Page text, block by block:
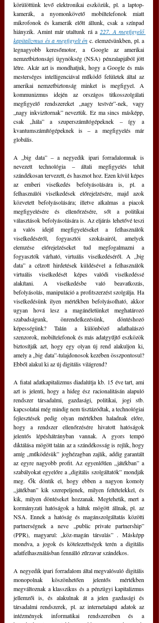
körülöttünk levő elektronikai eszközük, pl. a laptop-
kamerák, a nyomonkövető mobiltelefonok miatt
mikrofonok és kamerák előtt állunk, csak a színpad
hiányzik. Amint már utaltunk rá a 227. A megfigyelő
kapitalizmus és a megfigyelt én c. elemzésünkben, pl. a
legnagyobb keresőmotor, a Google az amerikai
nemzetbiztonsági ügynökség (NSA) pénzalapjából jött
létre. Akár azt is mondhatjuk, hogy a Google és más
mesterséges intelligenciával működő felületek által az
amerikai nemzetbiztonság minket is megfigyel. A
kommunizmus idején az országos titkosszolgálati
megfigyelő rendszereket „nagy testvér”-nek, vagy
„nagy inkvizítornak” neveztük. Ez ma sincs másképp,
csak „hála” a szuperszámítógépeknek – így a
kvantumszámítógépeknek is – a megfigyelés már
globális.
A „big data” – a negyedik ipari forradalomnak is
nevezett technológia – általi megfigyelés tehát
szándékosan tervezett, és hasznot hoz. Ezen kívül képes
az emberi viselkedés befolyásolására is, pl. a
felhasználói viselkedések előrejelzésére, majd azok
közvetett befolyásolására; illetve alkalmas a piacok
megfigyelésére és ellenőrzésére, sőt a politikai
választások befolyásolására is. Az eljárás lehetővé teszi
a valós idejű megfigyeléseket a felhasználók
viselkedéséről, fogyasztói szokásairól, amelyek
elemzése előrejelzéseket tud megfogalmazni a
fogyasztók várható, virtuális viselkedéséről. A „big
data” a célzott hirdetések küldésével a felhasználók
virtuális viselkedését képes valódi viselkedéssé
alakítani. A viselkedésbe való beavatkozás,
befolyásolás, manipuláció a profitszerzést szolgálja. Ha
viselkedésünk ilyen mértékben befolyásolható, akkor
ugyan hová lesz a magánéletünket meghatározó
szabadságunk, önrendelkezésünk, döntéshozó
képességünk? Talán a különböző adathalászó
szenzorok, mobiltelefonok és más adatgyűjtő eszközök
biztosítják azt, hogy egy olyan új rend alakuljon ki,
amely a „big data”-tulajdonosok kezében összpontosul?
Ebből alakul ki az új digitális világrend?
A fiatal adatkapitalizmus diadalútja kb. 15 éve tart, ami
azt is jelenti, hogy a hideg ész racionalitásán alapuló
rendszer társadalmi, gazdasági, politikai, jogi stb.
kapcsolatai még mindig nem tisztázódtak, a technológiai
fejlesztések pedig olyan mértékben haladnak előre,
hogy a rendszer ellenőrzésére hivatott hatóságok
jelentős lépéshátrányban vannak. A gyors tempó
diktálása mögött talán az a szándékosság is rejlik, hogy
amíg „működésük” joghézagban zajlik, addig garantált
az egyre nagyobb profit. Az egyenlőtlen „játékban” a
szabályokat egyelőre a „digitális szolgáltatók” mondják
„ játékban” kik szerepeljenek, milyen feltételekkel, és
kik, milyen döntéseket hozzanak. Megtehetik, mert a
kormányzati hatóságok a hátuk mögött állnak, pl. az
NSA. Ennek a hatóság és magánszolgáltatás közötti
partnerségnek a neve „public private partnership”
(PPR), magyarul: „köz-magán társulás” . Másképp
mondva, a jogok és kötelezettségek terén a digitális
adatfelhasználásban fennálló zűrzavar szándékos.
A negyedik ipari forradalom által megvalósuló digitális
monopolnak köszönhetően jelentős mértékben
megváltoznak a klasszikus és a pénzügyi kapitalizmus
jellemzői is, és alakulnak át a jelen gazdasági és
társadalmi rendszerek, pl. az internetalapú adatok az
intézmények informatikai rendszereiben és a